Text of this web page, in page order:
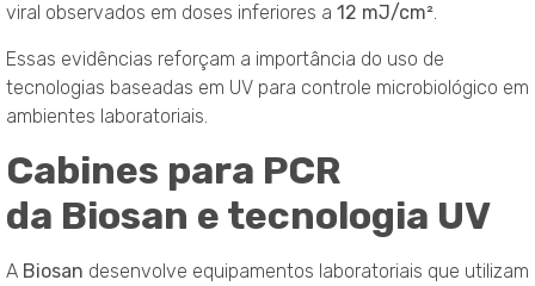
viral observados em doses inferiores a 12 mJ/cm².
Essas evidências reforçam a importância do uso de
tecnologias baseadas em UV para controle microbiológico em
ambientes laboratoriais.
Cabines para PCR
da Biosan e tecnologia UV
A Biosan desenvolve equipamentos laboratoriais que utilizam